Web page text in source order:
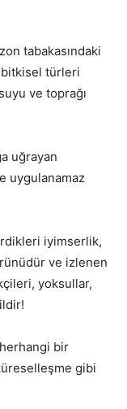
tabakasındaki
bitkisel türleri
ve toprağı
uğrayan
uygulanamaz
iyimserlik,
ve izlenen
yoksullar,
bir
gibi